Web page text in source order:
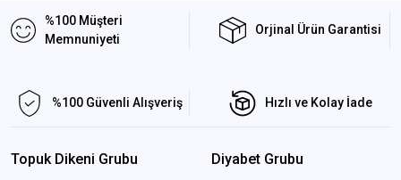
%100 Müşteri
Memnuniyeti
Orjinal Ürün Garantisi
%100 Güvenli Alışveriş Hızlı ve Kolay İade
Topuk Dikeni Grubu Diyabet Grubu